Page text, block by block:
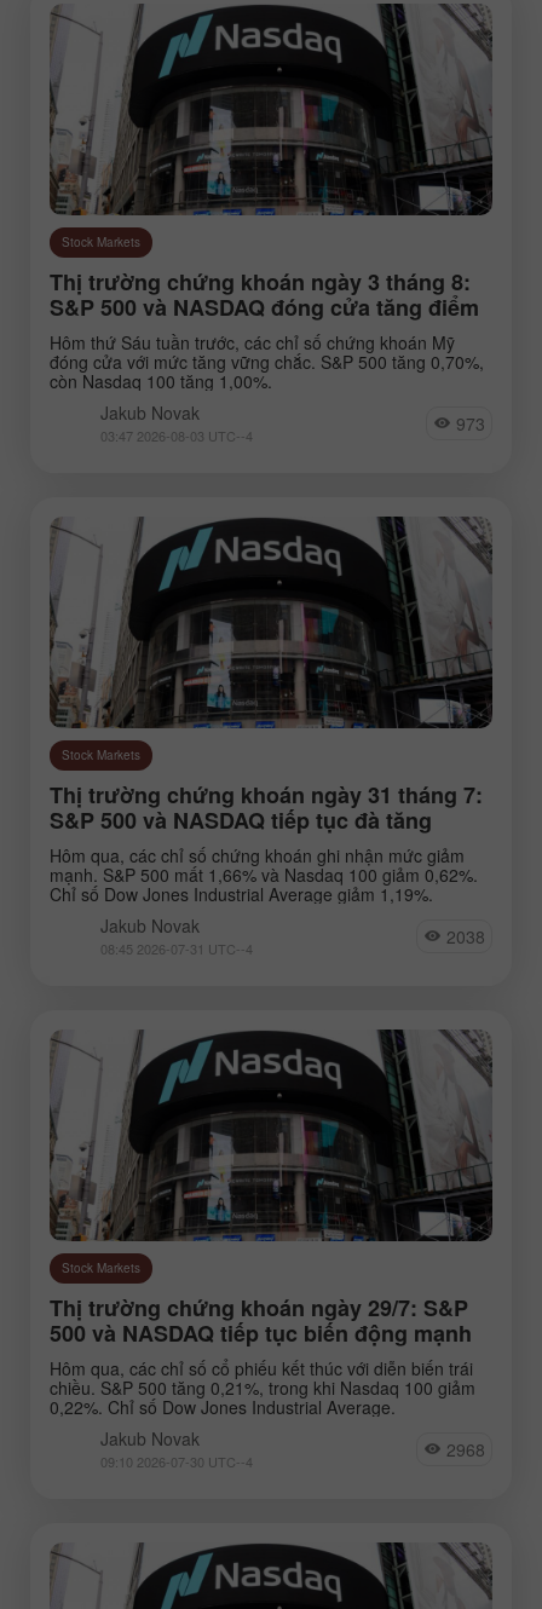
Stock Markets
Thị trường chứng khoán ngày 3 tháng 8:
S&P 500 và NASDAQ đóng cửa tăng điểm
Hôm thứ Sáu tuần trước, các chỉ số chứng khoán Mỹ
đóng cửa với mức tăng vững chắc. S&P 500 tăng 0,70%,
còn Nasdaq 100 tăng 1,00%.
Jakub Novak
03:47 2026-08-03 UTC--4 973
Stock Markets
Thị trường chứng khoán ngày 31 tháng 7:
S&P 500 và NASDAQ tiếp tục đà tăng
Hôm qua, các chỉ số chứng khoán ghi nhận mức giảm
mạnh. S&P 500 mất 1,66% và Nasdaq 100 giảm 0,62%.
Chỉ số Dow Jones Industrial Average giảm 1,19%.
Jakub Novak
08:45 2026-07-31 UTC--4 2038
Stock Markets
Thị trường chứng khoán ngày 29/7: S&P
500 và NASDAQ tiếp tục biến động mạnh
Hôm qua, các chỉ số cổ phiếu kết thúc với diễn biến trái
chiều. S&P 500 tăng 0,21%, trong khi Nasdaq 100 giảm
0,22%. Chỉ số Dow Jones Industrial Average.
Jakub Novak
09:10 2026-07-30 UTC--4 2968